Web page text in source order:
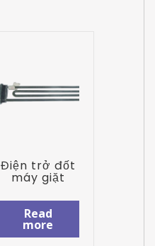
Điện trở đốt
máy giặt
Read
more